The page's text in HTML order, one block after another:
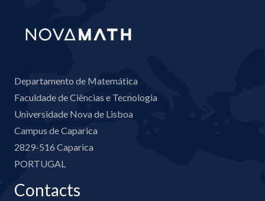
Departamento de Matemática
Faculdade de Ciências e Tecnologia
Universidade Nova de Lisboa
Campus de Caparica
2829-516 Caparica
PORTUGAL
Contacts